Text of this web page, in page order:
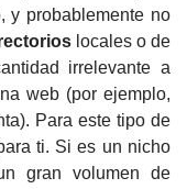
y probablemente no
locales o de
irrelevante a
web (por ejemplo,
Para este tipo de
ti. Si es un nicho
gran volumen de